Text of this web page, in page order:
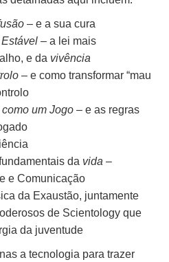
– e a sua cura
– a lei mais
e da vivência
– e como transformar “mau
um Jogo – e as regras
da vida –
e Comunicação
da Exaustão, juntamente
de Scientology que
da juventude
a tecnologia para trazer